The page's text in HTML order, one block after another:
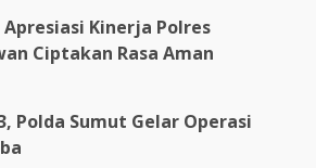
Kinerja Polres
Ciptakan Rasa Aman
Polda Sumut Gelar Operasi